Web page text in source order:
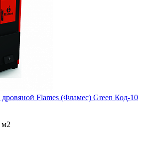
Flames (Фламес) Green Код-10
м2